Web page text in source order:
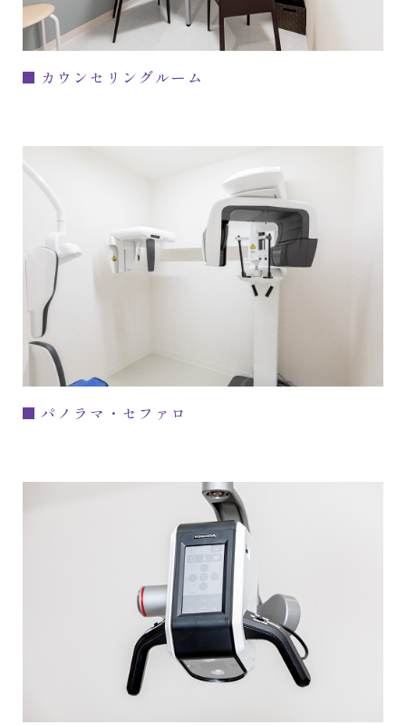
カウンセリングルーム
パノラマ・セファロ